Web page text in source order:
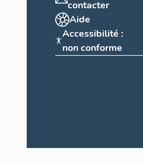
contacter
Aide
Accessibilité :
non conforme